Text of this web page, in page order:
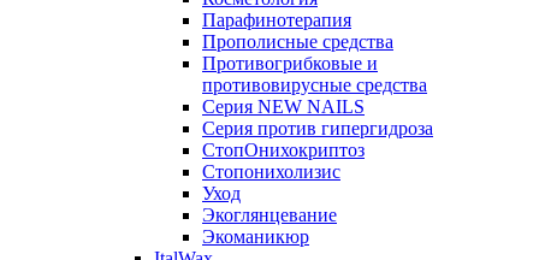
Парафинотерапия
Прополисные средства
Противогрибковые и
противовирусные средства
Серия NEW NAILS
Серия против гипергидроза
СтопОнихокриптоз
Стопонихолизис
Уход
Экоглянцевание
Экоманикюр